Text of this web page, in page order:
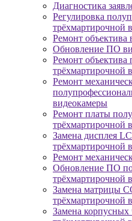
Диагностика
Регулировка
трёхмартирочной
Ремонт объектива
Обновление ПО
Ремонт объектива
трёхмартирочной
Ремонт
видеокамеры
Ремонт платы
трёхмартирочной
Замена дисплея
трёхмартирочной
Ремонт
Обновление ПО
трёхмартирочной
Замена матрицы
трёхмартирочной
Замена корпусных